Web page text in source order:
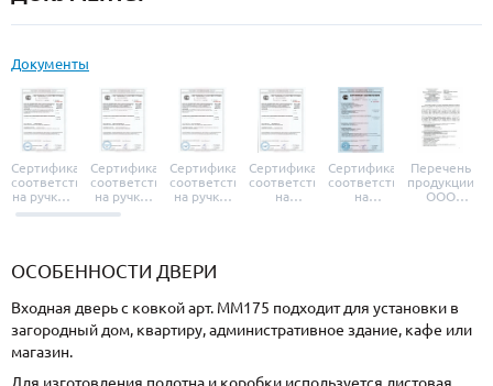
Документы
Сертификат
соответствия
на ручки и
броненакладки
Сертификат
соответствия
на ручки-
защелки
Сертификат
соответствия
на ручки-
Сертификат
соответствия
на
Сертификат
соответствия
на
Перечень
продукции
ООО
ОСОБЕННОСТИ ДВЕРИ
Входная дверь с ковкой арт. ММ175 подходит для установки в
загородный дом, квартиру, административное здание, кафе или
магазин.